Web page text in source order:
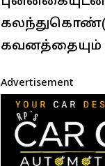
கவனத்தையும்
Advertisement